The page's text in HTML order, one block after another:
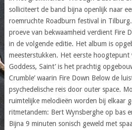
solliciteert de band bijna openlijk naar
roemruchte Roadburn festival in
proeve van bekwaamheid verdient Fire
in de volgende editie. Het album is
meesterstukken. Het eerste hoogtepunt
Goddess, Saint’ is het prachtig
Crumble’ waarin Fire Down Below de
psychedelische reis door outer space.
ruimtelijke melodieën worden bij elkaar
ritmetandem: Bert Wynsberghe op bas
Bijna 9 minuten sonisch geweld met